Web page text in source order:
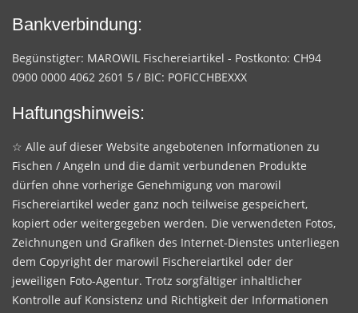
Bankverbindung:
Begünstigter: MAROWIL Fischereiartikel - Postkonto: CH94
0900 0000 4062 2601 5 / BIC: POFICCHBEXXX
Haftungshinweis:
☆ Alle auf dieser Website angebotenen Informationen zu
Fischen / Angeln und die damit verbundenen Produkte
dürfen ohne vorherige Genehmigung von marowil
Fischereiartikel weder ganz noch teilweise gespeichert,
kopiert oder weitergegeben werden. Die verwendeten Fotos,
Zeichnungen und Grafiken des Internet-Dienstes unterliegen
dem Copyright der marowil Fischereiartikel oder der
jeweiligen Foto-Agentur. Trotz sorgfältiger inhaltlicher
Kontrolle auf Konsistenz und Richtigkeit der Informationen